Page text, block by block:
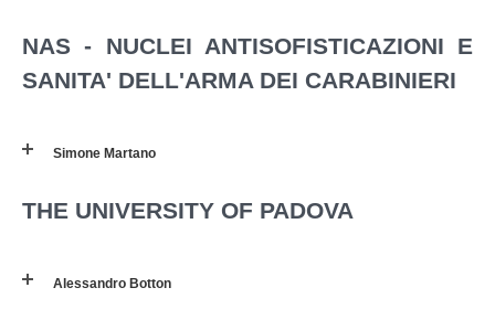
NAS - NUCLEI ANTISOFISTICAZIONI E
SANITA' DELL'ARMA DEI CARABINIERI
Simone Martano
THE UNIVERSITY OF PADOVA
Alessandro Botton